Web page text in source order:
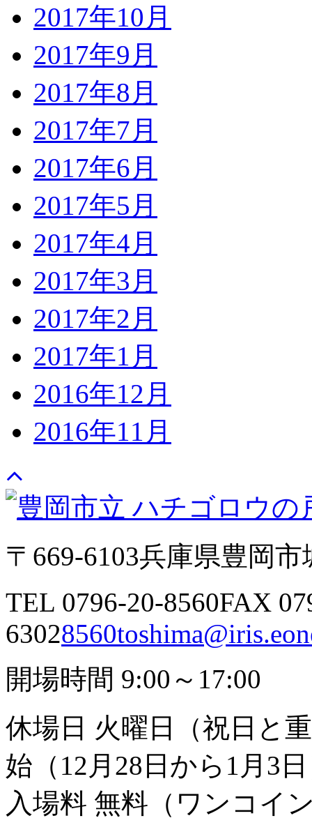
2017年10月
2017年9月
2017年8月
2017年7月
2017年6月
2017年5月
2017年4月
2017年3月
2017年2月
2017年1月
2016年12月
2016年11月
〒669-6103兵庫県豊岡市
TEL 0796-20-8560FAX
6302
開場時間 9:00～17:00
休場日 火曜日（祝日と
始（12月28日から1月3
入場料 無料（ワンコイ